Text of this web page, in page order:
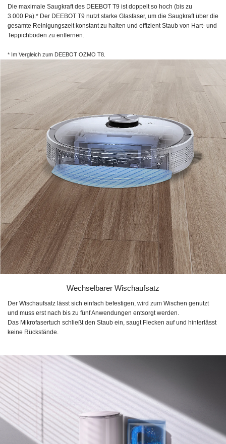
Die maximale Saugkraft des DEEBOT T9 ist doppelt so hoch (bis zu
3.000 Pa).* Der DEEBOT T9 nutzt starke Glasfaser, um die Saugkraft über die
gesamte Reinigungszeit konstant zu halten und effizient Staub von Hart- und
Teppichböden zu entfernen.
* Im Vergleich zum DEEBOT OZMO T8.
Wechselbarer Wischaufsatz
Der Wischaufsatz lässt sich einfach befestigen, wird zum Wischen genutzt
und muss erst nach bis zu fünf Anwendungen entsorgt werden.
Das Mikrofasertuch schließt den Staub ein, saugt Flecken auf und hinterlässt
keine Rückstände.